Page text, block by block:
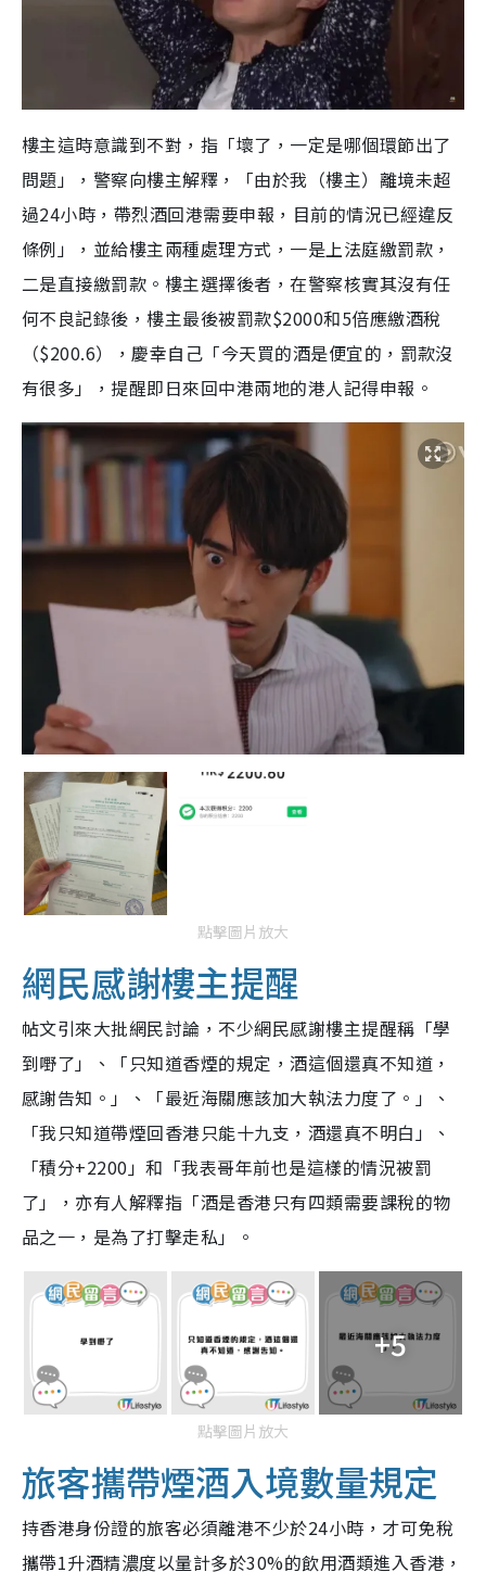
樓主這時意識到不對，指「壞了，一定是哪個環節出了
問題」，警察向樓主解釋，「由於我（樓主）離境未超
過24小時，帶烈酒回港需要申報，目前的情況已經違反
條例」，並給樓主兩種處理方式，一是上法庭繳罰款，
二是直接繳罰款。樓主選擇後者，在警察核實其沒有任
何不良記錄後，樓主最後被罰款$2000和5倍應繳酒稅
（$200.6），慶幸自己「今天買的酒是便宜的，罰款沒
有很多」，提醒即日來回中港兩地的港人記得申報。
點擊圖片放大
網民感謝樓主提醒
帖文引來大批網民討論，不少網民感謝樓主提醒稱「學
到嘢了」、「只知道香煙的規定，酒這個還真不知道，
感謝告知。」、「最近海關應該加大執法力度了。」、
「我只知道帶煙回香港只能十九支，酒還真不明白」、
「積分+2200」和「我表哥年前也是這樣的情況被罰
了」，亦有人解釋指「酒是香港只有四類需要課稅的物
品之一，是為了打擊走私」。
+5
點擊圖片放大
旅客攜帶煙酒入境數量規定
持香港身份證的旅客必須離港不少於24小時，才可免稅
攜帶1升酒精濃度以量計多於30%的飲用酒類進入香港，